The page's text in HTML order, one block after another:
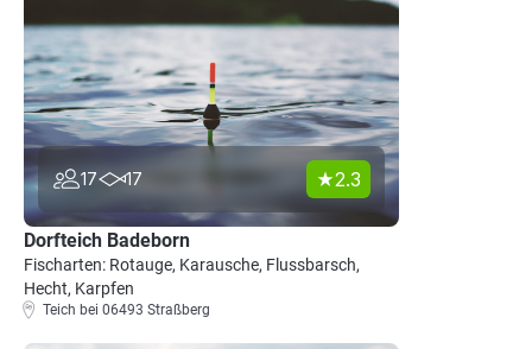
17 17 2.3
Dorfteich Badeborn
Fischarten: Rotauge, Karausche, Flussbarsch,
Hecht, Karpfen
Teich bei 06493 Straßberg